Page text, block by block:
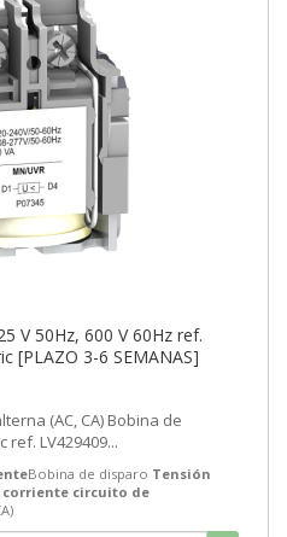
V 50Hz, 600 V 60Hz ref.
[PLAZO 3-6 SEMANAS]
LV429409...
Bobina de disparo Tensión
corriente circuito de